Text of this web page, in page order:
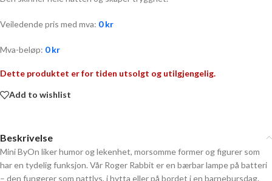
Veiledende pris med mva: 0kr
Mva-beløp: 0kr
Dette produktet er for tiden utsolgt og utilgjengelig.
Add to wishlist
Beskrivelse
Mini ByOn liker humor og lekenhet, morsomme former og figurer som
har en tydelig funksjon. Vår Roger Rabbit er en bærbar lampe på batteri
– den fungerer som nattlys, i hytta eller på bordet i en barnebursdag.